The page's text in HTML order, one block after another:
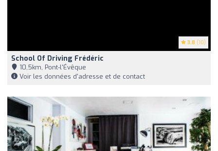
3.8 (10)
School Of Driving Frédéric
10,5km, Pont-l'Évêque
Voir les données d'adresse et de contact